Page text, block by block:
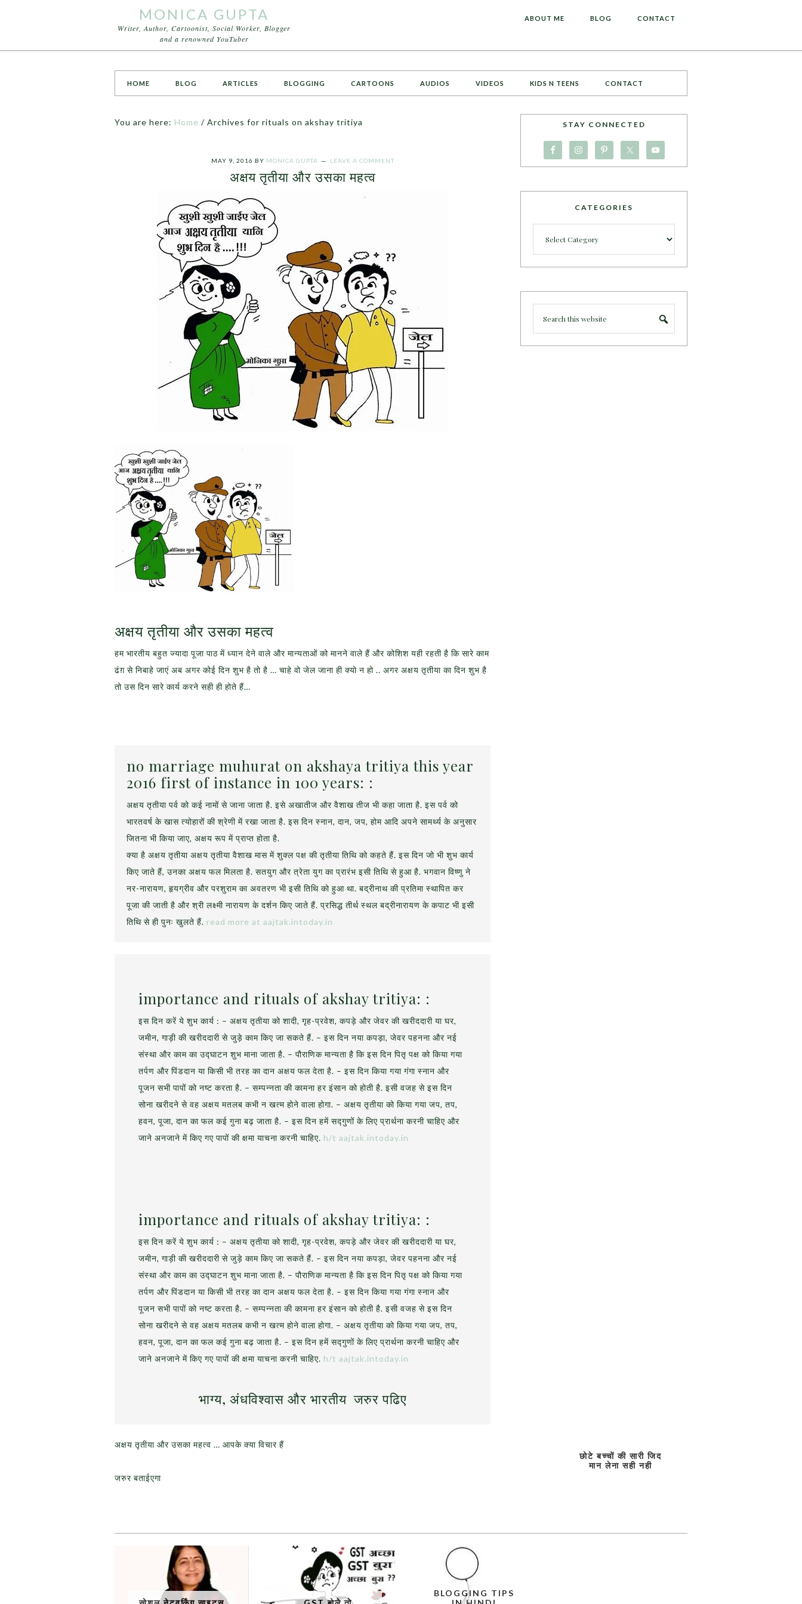
MONICA GUPTA
Writer, Author, Cartoonist, Social Worker, Blogger
and a renowned YouTuber
ABOUT ME BLOG CONTACT
HOME BLOG ARTICLES BLOGGING CARTOONS AUDIOS VIDEOS KIDS N TEENS CONTACT
You are here: Home / Archives for rituals on akshay tritiya
MAY 9, 2016 BY MONICA GUPTA LEAVE A COMMENT
अक्षय तृतीया और उसका महत्व
अक्षय तृतीया और उसका महत्व
हम भारतीय बहुत ज्यादा पूजा पाठ में ध्यान देने वाले और मान्यताओं को मानने वाले हैं और कोशिश यही रहती है कि सारे काम
ढंग़ से निबाहे जाएं अब अगर कोई दिन शुभ है तो है … चाहे वो जेल जाना ही क्यो न हो .. अगर अक्षय तृतीया का दिन शुभ है
तो उस दिन सारे कार्य करने सही ही होते हैं…
no marriage muhurat on akshaya tritiya this year
2016 first of instance in 100 years: :
अक्षय तृतीया पर्व को कई नामों से जाना जाता है. इसे अखातीज और वैशाख तीज भी कहा जाता है. इस पर्व को
भारतवर्ष के खास त्योहारों की श्रेणी में रखा जाता है. इस दिन स्नान, दान, जप, होम आदि अपने सामर्थ्य के अनुसार
जितना भी किया जाए, अक्षय रूप में प्राप्त होता है.
क्या है अक्षय तृतीया अक्षय तृतीया वैशाख मास में शुक्ल पक्ष की तृतीया तिथि को कहते हैं. इस दिन जो भी शुभ कार्य
किए जाते हैं, उनका अक्षय फल मिलता है. सतयुग और त्रेता युग का प्रारंभ इसी तिथि से हुआ है. भगवान विष्णु ने
नर-नारायण, हृयग्रीव और परशुराम का अवतरण भी इसी तिथि को हुआ था. बद्रीनाथ की प्रतिमा स्थापित कर
पूजा की जाती है और श्री लक्ष्मी नारायण के दर्शन किए जाते हैं. प्रसिद्ध तीर्थ स्थल बद्रीनारायण के कपाट भी इसी
तिथि से ही पुनः खुलते हैं. read more at aajtak.intoday.in
importance and rituals of akshay tritiya: :
इस दिन करें ये शुभ कार्य : – अक्षय तृतीया को शादी, गृह-प्रवेश, कपड़े और जेवर की खरीददारी या घर,
जमीन, गाड़ी की खरीददारी से जुड़े काम किए जा सकते हैं. – इस दिन नया कपड़ा, जेवर पहनना और नई
संस्था और काम का उद्घाटन शुभ माना जाता है. – पौराणिक मान्यता है कि इस दिन पितृ पक्ष को किया गया
तर्पण और पिंडदान या किसी भी तरह का दान अक्षय फल देता है. – इस दिन किया गया गंगा स्नान और
पूजन सभी पापों को नष्ट करता है. – सम्पन्नता की कामना हर इंसान को होती है. इसी वजह से इस दिन
सोना खरीदने से वह अक्षय मतलब कभी न खत्म होने वाला होगा. – अक्षय तृतीया को किया गया जप, तप,
हवन, पूजा, दान का फल कई गुना बढ़ जाता है. – इस दिन हमें सद्गुणों के लिए प्रार्थना करनी चाहिए और
जाने अनजाने में किए गए पापों की क्षमा याचना करनी चाहिए. h/t aajtak.intoday.in
importance and rituals of akshay tritiya: :
इस दिन करें ये शुभ कार्य : – अक्षय तृतीया को शादी, गृह-प्रवेश, कपड़े और जेवर की खरीददारी या घर,
जमीन, गाड़ी की खरीददारी से जुड़े काम किए जा सकते हैं. – इस दिन नया कपड़ा, जेवर पहनना और नई
संस्था और काम का उद्घाटन शुभ माना जाता है. – पौराणिक मान्यता है कि इस दिन पितृ पक्ष को किया गया
तर्पण और पिंडदान या किसी भी तरह का दान अक्षय फल देता है. – इस दिन किया गया गंगा स्नान और
पूजन सभी पापों को नष्ट करता है. – सम्पन्नता की कामना हर इंसान को होती है. इसी वजह से इस दिन
सोना खरीदने से वह अक्षय मतलब कभी न खत्म होने वाला होगा. – अक्षय तृतीया को किया गया जप, तप,
हवन, पूजा, दान का फल कई गुना बढ़ जाता है. – इस दिन हमें सद्गुणों के लिए प्रार्थना करनी चाहिए और
जाने अनजाने में किए गए पापों की क्षमा याचना करनी चाहिए. h/t aajtak.intoday.in
भाग्य, अंधविश्वास और भारतीयजरुर पढिए
अक्षय तृतीया और उसका महत्व … आपके क्या विचार हैं
जरुर बताईएगा
STAY CONNECTED
CATEGORIES
छोटे बच्चों की सारी जिद
मान लेना सही नही
BLOGGING TIPS